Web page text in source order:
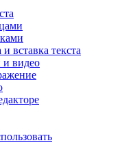
вставка текста
и видео